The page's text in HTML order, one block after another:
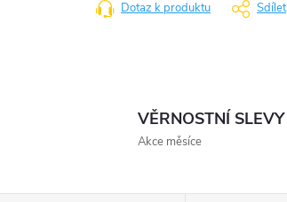
Dotaz k produktu Sdílet
VĚRNOSTNÍ SLEVY
Akce měsíce